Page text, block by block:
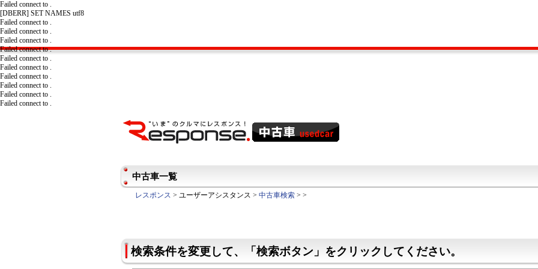
Failed connect to .
[DBERR] SET NAMES utf8
Failed connect to .
Failed connect to .
Failed connect to .
Failed connect to .
Failed connect to .
Failed connect to .
Failed connect to .
Failed connect to .
Failed connect to .
Failed connect to .
中古車一覧
レスポンス > ユーザーアシスタンス > 中古車検索> >
検索条件を変更して、「検索ボタン」をクリックしてください。